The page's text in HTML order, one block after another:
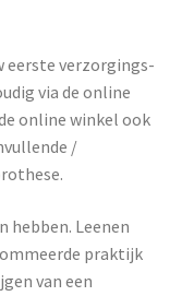
eerste verzorgings-
via de online
online winkel ook
/
hebben. Leenen
praktijk
van een